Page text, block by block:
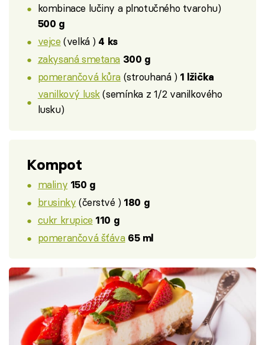
kombinace lučiny a plnotučného tvarohu)
500 g
vejce (velká ) 4 ks
zakysaná smetana 300 g
pomerančová kůra (strouhaná ) 1 lžička
vanilkový lusk(semínka z 1/2 vanilkového
lusku)
Kompot
maliny 150 g
brusinky (čerstvé ) 180 g
cukr krupice 110 g
pomerančová šťáva 65 ml